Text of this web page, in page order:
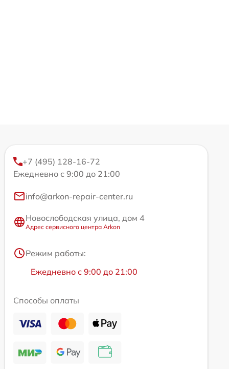
+7 (495) 128-16-72
Ежедневно с 9:00 до 21:00
info@arkon-repair-center.ru
Новослободская улица, дом 4
Адрес сервисного центра Arkon
Режим работы:
Ежедневно с 9:00 до 21:00
Способы оплаты